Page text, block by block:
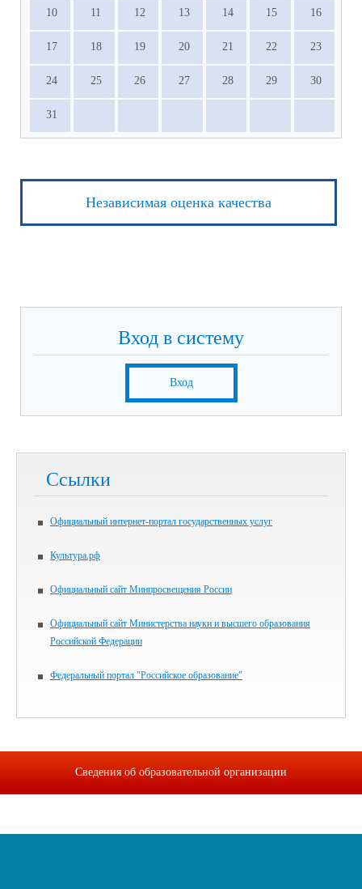
10 11 12 13 14 15 16
17 18 19 20 21 22 23
24 25 26 27 28 29 30
31
Независимая оценка качества
Вход в систему
Вход
Ссылки
Официальный интернет-портал государственных услуг
Культура.рф
Официальный сайт Минпросвещения России
Официальный сайт Министерства науки и высшего образования
Российской Федерации
Федеральный портал "Российское образование"
Сведения об образовательной организации